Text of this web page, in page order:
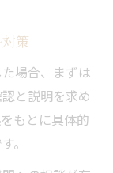
策
場合、まずは
と説明を求め
もとに具体的
。